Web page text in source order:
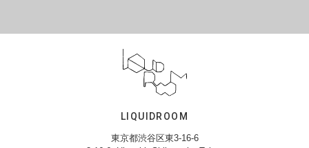
LIQUIDROOM
東京都渋谷区東3-16-6